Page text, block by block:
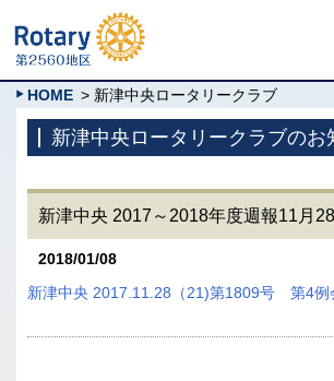
HOME > 新津中央ロータリークラブ
新津中央ロータリークラブのお
新津中央 2017～2018年度週報11月
2018/01/08
新津中央 2017.11.28（21)第1809号 第4例